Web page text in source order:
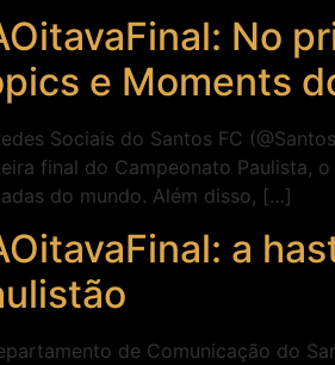
No
e Moments
Sociais do Santos FC
final do Campeonato Paulista,
do mundo. Além disso, […]
a
de Comunicação do